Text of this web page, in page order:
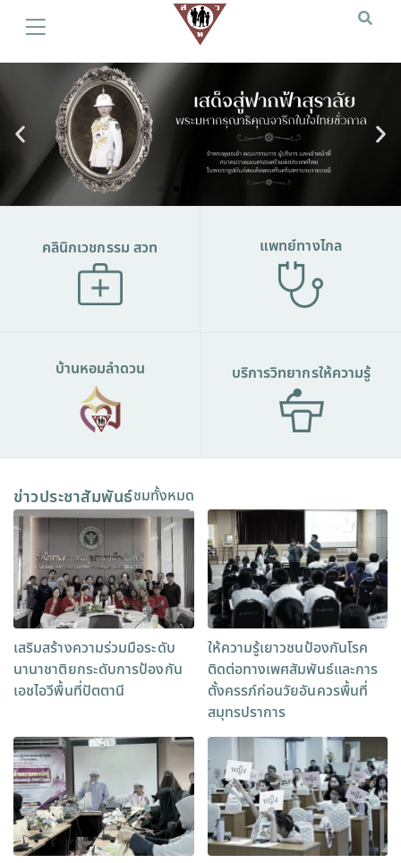
คลินิกเวชกรรม สวท แพทย์ทางไกล
บ้านหอมลำดวน บริการวิทยากรให้ความรู้
ข่าวประชาสัมพันธ์ชมทั้งหมด
เสริมสร้างความร่วมมือระดับ
นานาชาติยกระดับการป้องกัน
เอชไอวีพื้นที่ปัตตานี
ให้ความรู้เยาวชนป้องกันโรค
ติดต่อทางเพศสัมพันธ์และการ
ตั้งครรภ์ก่อนวัยอันควรพื้นที่
สมุทรปราการ